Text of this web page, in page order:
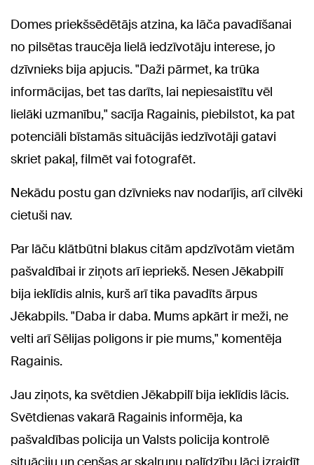
Domes priekšsēdētājs atzina, ka lāča pavadīšanai
no pilsētas traucēja lielā iedzīvotāju interese, jo
dzīvnieks bija apjucis. "Daži pārmet, ka trūka
informācijas, bet tas darīts, lai nepiesaistītu vēl
lielāki uzmanību," sacīja Ragainis, piebilstot, ka pat
potenciāli bīstamās situācijās iedzīvotāji gatavi
skriet pakaļ, filmēt vai fotografēt.
Nekādu postu gan dzīvnieks nav nodarījis, arī cilvēki
cietuši nav.
Par lāču klātbūtni blakus citām apdzīvotām vietām
pašvaldībai ir ziņots arī iepriekš. Nesen Jēkabpilī
bija ieklīdis alnis, kurš arī tika pavadīts ārpus
Jēkabpils. "Daba ir daba. Mums apkārt ir meži, ne
velti arī Sēlijas poligons ir pie mums," komentēja
Ragainis.
Jau ziņots, ka svētdien Jēkabpilī bija ieklīdis lācis.
Svētdienas vakarā Ragainis informēja, ka
pašvaldības policija un Valsts policija kontrolē